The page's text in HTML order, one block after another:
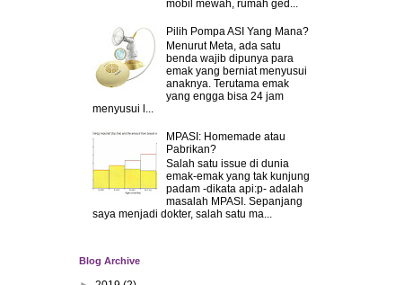
mobil mewah, rumah ged...
Pilih Pompa ASI Yang Mana?
Menurut Meta, ada satu
benda wajib dipunya para
emak yang berniat menyusui
anaknya. Terutama emak
yang engga bisa 24 jam
menyusui l...
MPASI: Homemade atau
Pabrikan?
Salah satu issue di dunia
emak-emak yang tak kunjung
padam -dikata api:p- adalah
masalah MPASI. Sepanjang
saya menjadi dokter, salah satu ma...
Blog Archive